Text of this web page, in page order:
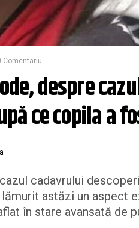
Comentariu
despre
ce copila a
cadavrului
lămurit astăzi un aspect
în stare avansată de